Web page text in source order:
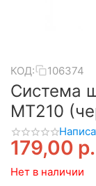
КОД: 106374
Система
MT210
179,00 р.
Нет в наличии